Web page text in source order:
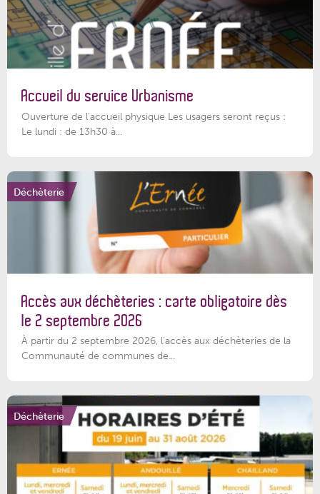
Accueil du service Urbanisme
Ouverture de l'accueil physique Les usagers seront reçus :
Le lundi : de 13h30 à...
Déchèterie
Accès aux déchèteries : carte obligatoire dès
le 2 septembre 2026
À partir du 2 septembre 2026, l’accès aux déchèteries de la
Communauté de communes de...
Déchèterie